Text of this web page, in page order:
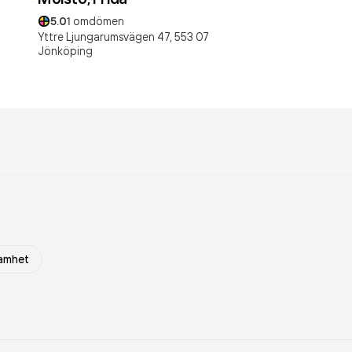
5.01 omdömen
Yttre Ljungarumsvägen 47, 553 07
Jönköping